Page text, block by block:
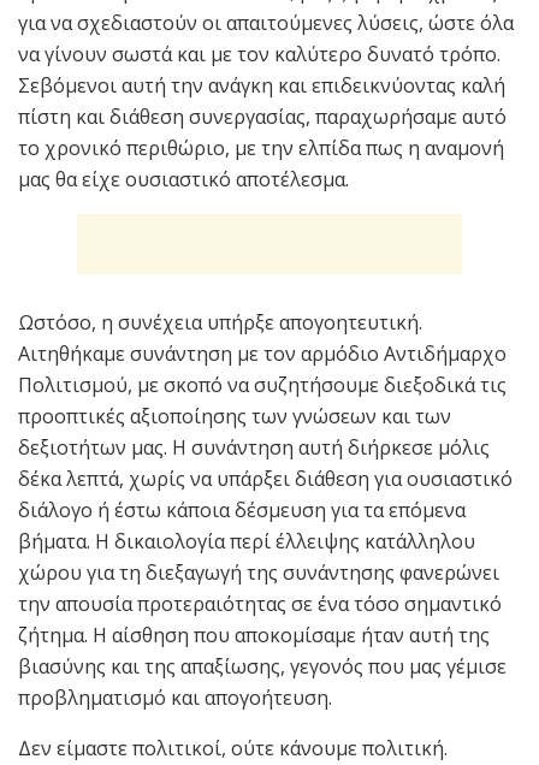
για να σχεδιαστούν οι απαιτούμενες λύσεις, ώστε όλα
να γίνουν σωστά και με τον καλύτερο δυνατό τρόπο.
Σεβόμενοι αυτή την ανάγκη και επιδεικνύοντας καλή
πίστη και διάθεση συνεργασίας, παραχωρήσαμε αυτό
το χρονικό περιθώριο, με την ελπίδα πως η αναμονή
μας θα είχε ουσιαστικό αποτέλεσμα.
Ωστόσο, η συνέχεια υπήρξε απογοητευτική.
Αιτηθήκαμε συνάντηση με τον αρμόδιο Αντιδήμαρχο
Πολιτισμού, με σκοπό να συζητήσουμε διεξοδικά τις
προοπτικές αξιοποίησης των γνώσεων και των
δεξιοτήτων μας. Η συνάντηση αυτή διήρκεσε μόλις
δέκα λεπτά, χωρίς να υπάρξει διάθεση για ουσιαστικό
διάλογο ή έστω κάποια δέσμευση για τα επόμενα
βήματα. Η δικαιολογία περί έλλειψης κατάλληλου
χώρου για τη διεξαγωγή της συνάντησης φανερώνει
την απουσία προτεραιότητας σε ένα τόσο σημαντικό
ζήτημα. Η αίσθηση που αποκομίσαμε ήταν αυτή της
βιασύνης και της απαξίωσης, γεγονός που μας γέμισε
προβληματισμό και απογοήτευση.
Δεν είμαστε πολιτικοί, ούτε κάνουμε πολιτική.